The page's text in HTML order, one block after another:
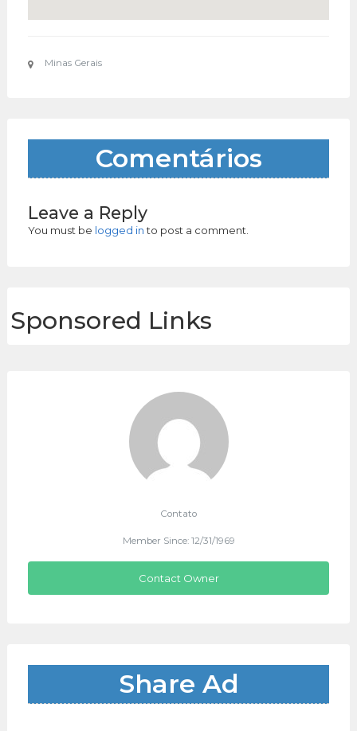
Minas Gerais
Comentários
Leave a Reply
You must be logged into post a comment.
Sponsored Links
Contato
Member Since: 12/31/1969
Contact Owner
Share Ad